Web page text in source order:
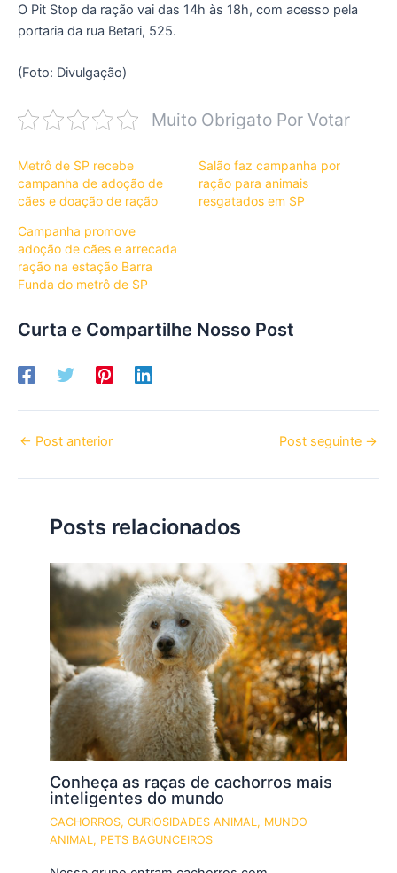
O Pit Stop da ração vai das 14h às 18h, com acesso pela
portaria da rua Betari, 525.
(Foto: Divulgação)
Muito Obrigato Por Votar
Metrô de SP recebe
campanha de adoção de
cães e doação de ração
Salão faz campanha por
ração para animais
resgatados em SP
Campanha promove
adoção de cães e arrecada
ração na estação Barra
Funda do metrô de SP
Curta e Compartilhe Nosso Post
← Post anterior Post seguinte →
Posts relacionados
Conheça as raças de cachorros mais
inteligentes do mundo
CACHORROS,CURIOSIDADES ANIMAL, MUNDO
ANIMAL, PETS BAGUNCEIROS